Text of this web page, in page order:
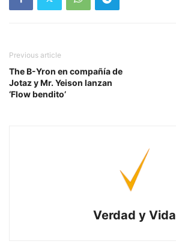
Previous article
The B-Yron en compañía de
Jotaz y Mr. Yeison lanzan
‘Flow bendito’
Verdad y Vida